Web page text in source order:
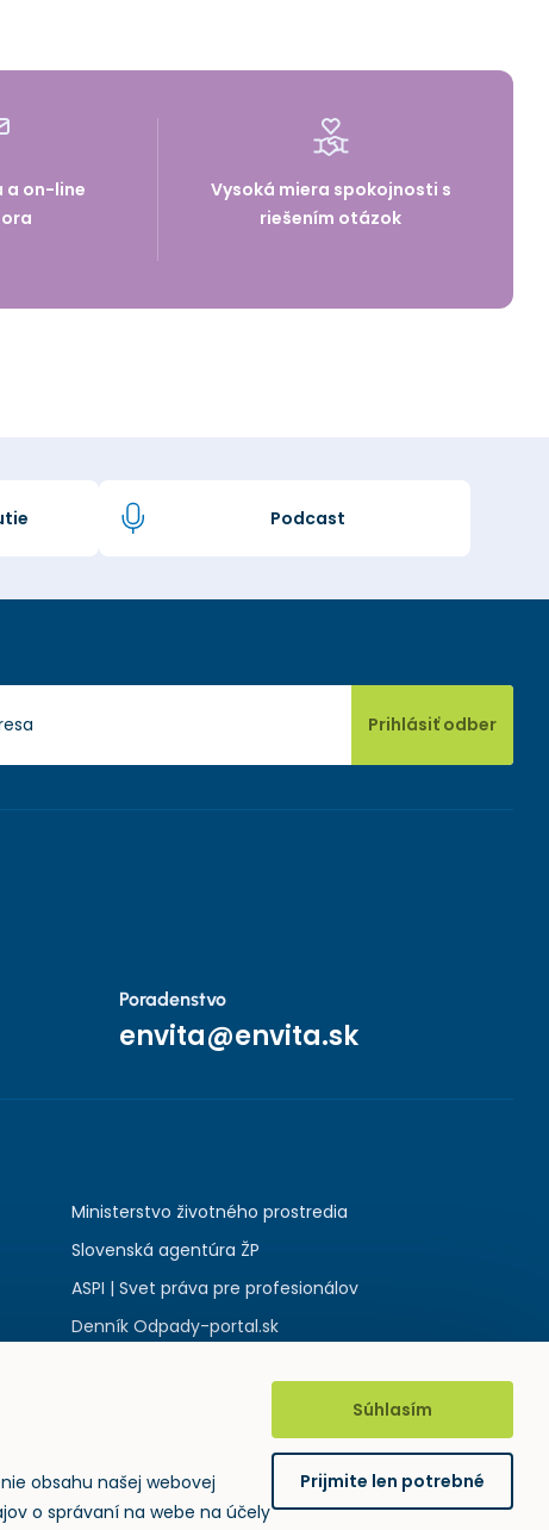
a on-line
Vysoká miera spokojnosti s
riešením otázok
Podcast
Prihlásiť odber
Poradenstvo
envita@envita.sk
Ministerstvo životného prostredia
Slovenská agentúra ŽP
ASPI | Svet práva pre profesionálov
Denník Odpady-portal.sk
obsahu našej webovej
o správaní na webe na účely
Súhlasím
Prijmite len potrebné